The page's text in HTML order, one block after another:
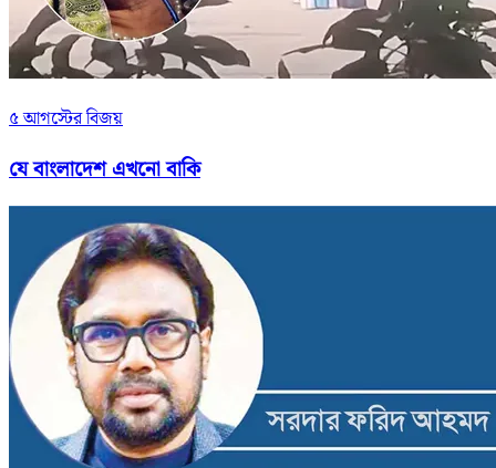
৫ আগস্টের বিজয়
যে বাংলাদেশ এখনো বাকি